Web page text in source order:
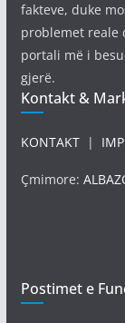
fakteve, duke
problemet reale
portali më i
gjerë.
Kontakt &
KONTAKT|
Çmimore:
Postimet e